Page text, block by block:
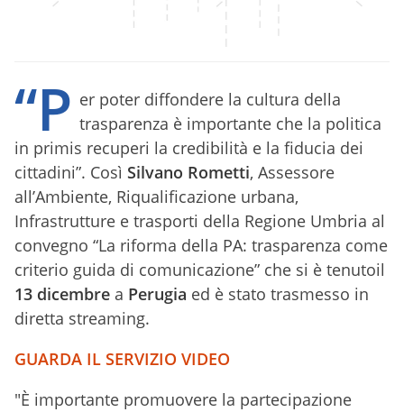
“P er poter diffondere la cultura della
trasparenza è importante che la politica
in primis recuperi la credibilità e la fiducia dei
cittadini”. Così Silvano Rometti, Assessore
all’Ambiente, Riqualificazione urbana,
Infrastrutture e trasporti della Regione Umbria al
convegno “La riforma della PA: trasparenza come
criterio guida di comunicazione” che si è tenutoil
13 dicembre a Perugia ed è stato trasmesso in
diretta streaming.
GUARDA IL SERVIZIO VIDEO
"È importante promuovere la partecipazione